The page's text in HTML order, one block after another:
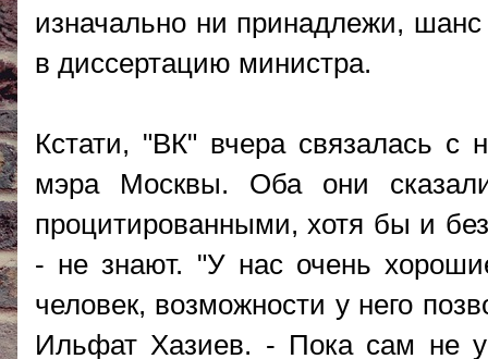
изначально ни принадлежи,
в диссертацию министра.
Кстати, "ВК" вчера связалась
мэра Москвы. Оба они
процитированными, хотя бы и
- не знают. "У нас очень
человек, возможности у него
Ильфат Хазиев. - Пока сам не